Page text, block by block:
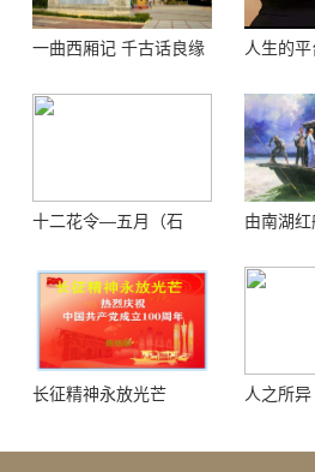
一曲西厢记 千古话良缘 人生的平
十二花令—五月（石
由南湖
长征精神永放光芒 人之所